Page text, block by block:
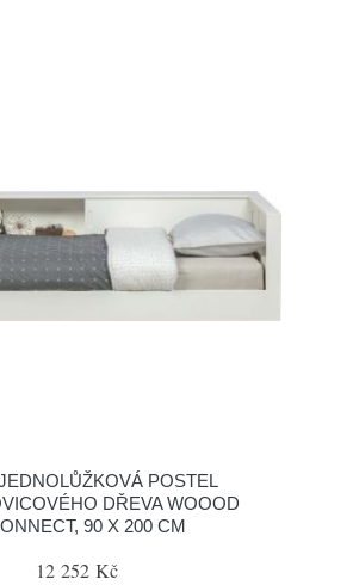
POSTEL
DŘEVA WOOOD
90 X 200 CM
12 252 Kč